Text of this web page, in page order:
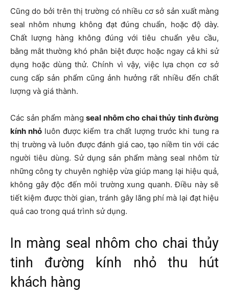
Cũng do bởi trên thị trường có nhiều cơ sở sản xuất màng
seal nhôm nhưng không đạt đúng chuẩn, hoặc độ dày.
Chất lượng hàng không đúng với tiêu chuẩn yêu cầu,
bằng mắt thường khó phân biệt được hoặc ngay cả khi sử
dụng hoặc dùng thử. Chính vì vậy, việc lựa chọn cơ sở
cung cấp sản phẩm cũng ảnh hưởng rất nhiều đến chất
lượng và giá thành.
Các sản phẩm màng seal nhôm cho chai thủy tinh đường
kính nhỏ luôn được kiểm tra chất lượng trước khi tung ra
thị trường và luôn được đánh giá cao, tạo niềm tin với các
người tiêu dùng. Sử dụng sản phẩm màng seal nhôm từ
những công ty chuyên nghiệp vừa giúp mang lại hiệu quả,
không gây độc đến môi trường xung quanh. Điều này sẽ
tiết kiệm được thời gian, tránh gây lãng phí mà lại đạt hiệu
quả cao trong quá trình sử dụng.
In màng seal nhôm cho chai thủy
tinh đường kính nhỏ thu hút
khách hàng